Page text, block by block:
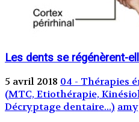
Les dents se régénèrent-
5 avril 2018 04 - Thérapies
(MTC, Etiothérapie,
Décryptage dentaire...)